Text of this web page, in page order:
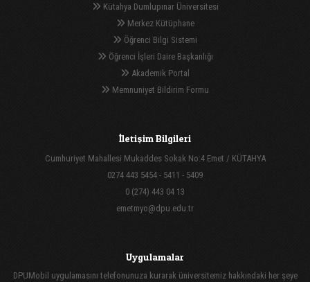
Kütahya Dumlupınar Üniversitesi
Merkez Kütüphane
Öğrenci Bilgi Sistemi
Öğrenci İşleri Daire Başkanlığı
Akademik Portal
Memnuniyet Bildirim Formu
İletişim Bilgileri
Cumhuriyet Mahallesi Mukaddes Sokak No:4 Emet / KÜTAHYA
0274 443 5454 - 5411 - 5409
0 (274) 443 04 13
emetmyo@dpu.edu.tr
Uygulamalar
DPUMobil uygulamasını telefonunuza kurarak üniversitemiz hakkındaki her şeye